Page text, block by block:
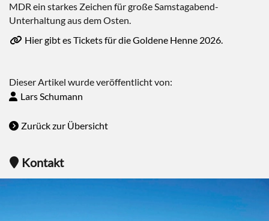
MDR ein starkes Zeichen für große Samstagabend-
Unterhaltung aus dem Osten.
Hier gibt es Tickets für die Goldene Henne 2026.
Dieser Artikel wurde veröffentlicht von:
Lars Schumann
Zurück zur Übersicht
Kontakt